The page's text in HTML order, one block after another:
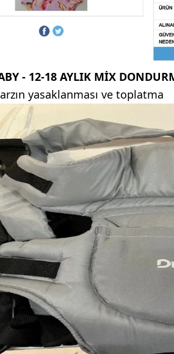
- 12-18 AYLIK MİX
yasaklanması ve toplatma